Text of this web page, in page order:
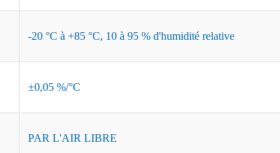
-20 °C à +85 °C, 10 à 95 % d'humidité relative
±0,05 %/°C
PAR L'AIR LIBRE